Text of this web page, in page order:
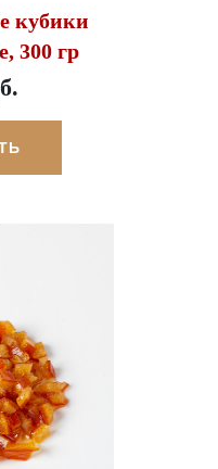
кубики
300 гр